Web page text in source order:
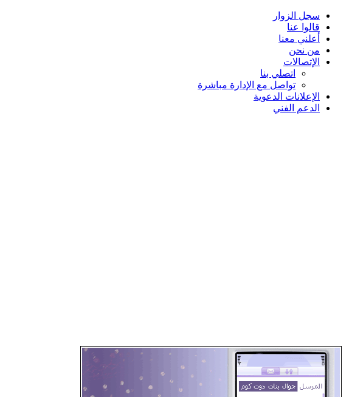
سجل الزوار
قالوا عنا
أعلني معنا
من نحن
الإتصالات
اتصلي بنا
تواصل مع الإدارة مباشرة
الإعلانات الدعوية
الدعم الفني